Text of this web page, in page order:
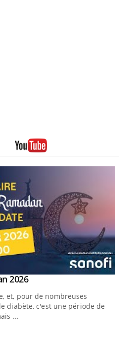
2026Youtube
et, pour de nombreuses
diabète, c'est une période de
...